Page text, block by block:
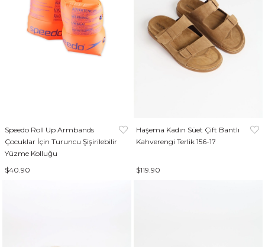
Speedo Roll Up Armbands
Çocuklar İçin Turuncu Şişirilebilir
Yüzme Kolluğu
$40.90
Haşema Kadın Süet Çift Bantlı
Kahverengi Terlik 156-17
$119.90